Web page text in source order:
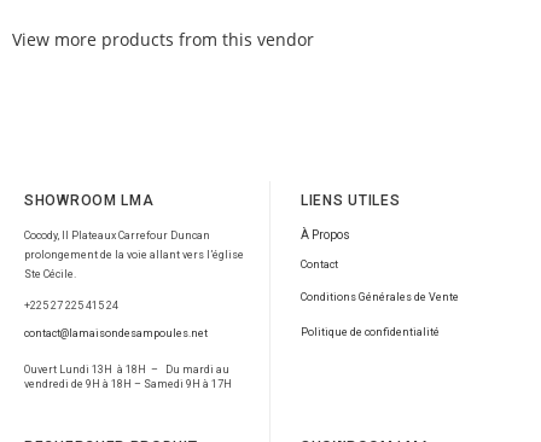
View more products from this vendor
SHOWROOM LMA
Cocody, II Plateaux Carrefour Duncan
prolongement de la voie allant vers l’église
Ste Cécile.
+225 27 225 415 24
contact@lamaisondesampoules.net
Ouvert Lundi 13H à 18H – Du mardi au
vendredi de 9H à 18H – Samedi 9H à 17H
LIENS UTILES
À Propos
Contact
Conditions Générales de Vente
Politique de confidentialité